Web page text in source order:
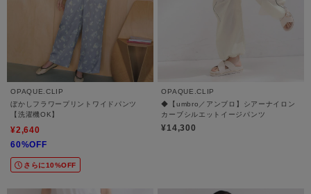
OPAQUE.CLIP
ぼかしフラワープリントワイドパンツ
【洗濯機OK】
¥2,640
60%OFF
さらに10%OFF
OPAQUE.CLIP
◆【umbro／アンブロ】シアーナイロン
カーブシルエットイージパンツ
¥14,300